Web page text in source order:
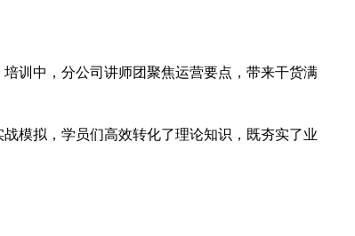
中，分公司讲师团聚焦运营要点，带来干货满
拟，学员们高效转化了理论知识，既夯实了业